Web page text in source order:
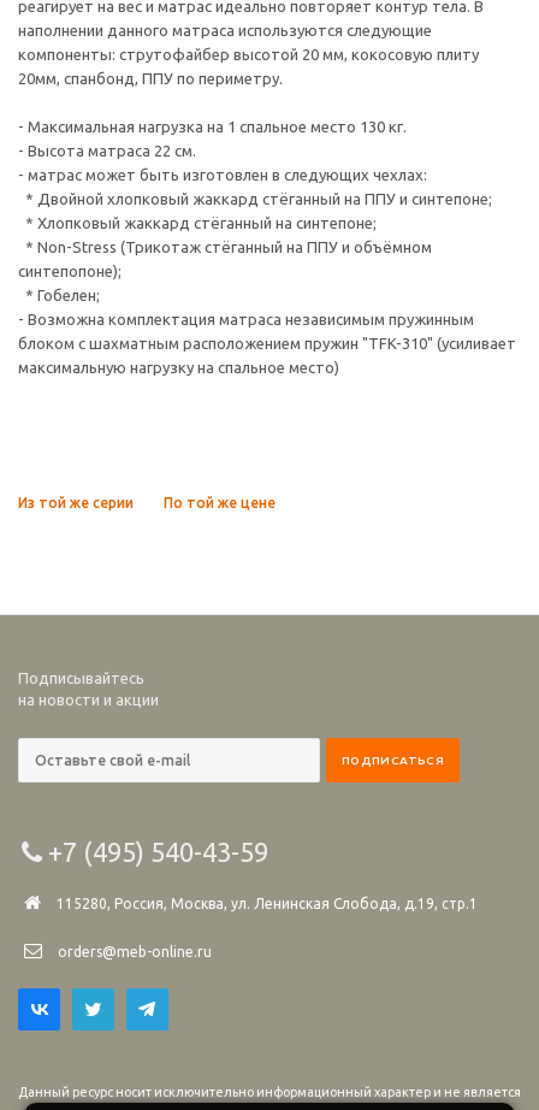
реагирует на вес и матрас идеально повторяет контур тела. В
наполнении данного матраса используются следующие
компоненты: струтофайбер высотой 20 мм, кокосовую плиту
20мм, спанбонд, ППУ по периметру.
- Максимальная нагрузка на 1 спальное место 130 кг.
- Высота матраса 22 см.
- матрас может быть изготовлен в следующих чехлах:
* Двойной хлопковый жаккард стёганный на ППУ и синтепоне;
* Хлопковый жаккард стёганный на синтепоне;
* Non-Stress (Трикотаж стёганный на ППУ и объёмном
синтепопоне);
* Гобелен;
- Возможна комплектация матраса независимым пружинным
блоком с шахматным расположением пружин "TFK-310" (усиливает
максимальную нагрузку на спальное место)
Из той же серии По той же цене
Подписывайтесь
на новости и акции
+7 (495) 540-43-59
115280, Россия, Москва, ул. Ленинская Слобода, д.19, стр.1
orders@meb-online.ru
Данный ресурс носит исключительно информационный характер и не является